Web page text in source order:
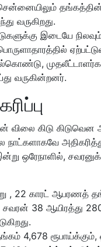
சென்னையிலும்
வருகிறது.
இடையே
வருகின்றனர்.
கிடு கிடுவென
நாட்களாகவே
ஒரேநாளில்,
, 22 காரட் ஆபரணத்
சவரன் 38 ஆயிரத்து
4,678